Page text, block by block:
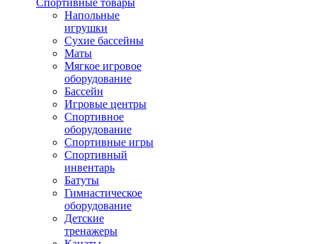
Спортивные товары
Напольные
игрушки
Сухие бассейны
Маты
Мягкое игровое
оборудование
Бассейн
Игровые центры
Спортивное
оборудование
Спортивные игры
Спортивный
инвентарь
Батуты
Гимнастическое
оборудование
Детские
тренажеры